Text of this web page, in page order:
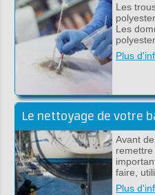
Les
Les
Plus
Le nettoyage de votre
Avant
faire,
Plus